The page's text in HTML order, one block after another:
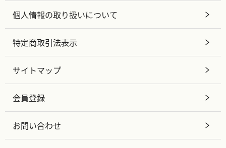
個人情報の取り扱いについて
特定商取引法表示
サイトマップ
会員登録
お問い合わせ